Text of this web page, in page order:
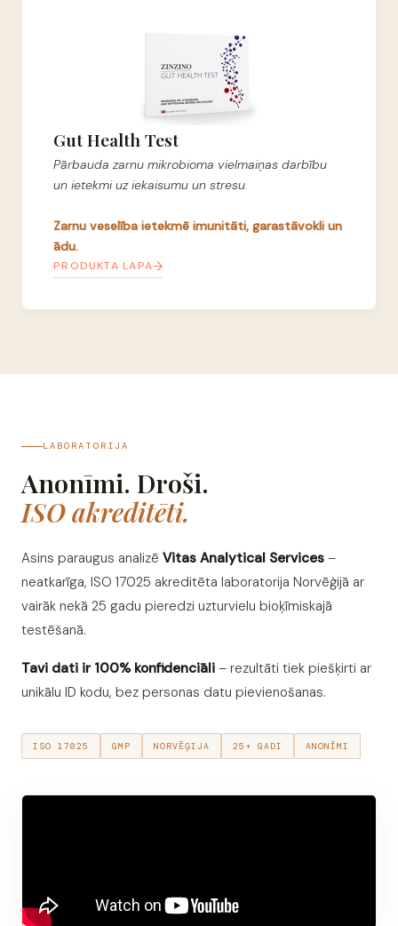
Gut Health Test
Pārbauda zarnu mikrobioma vielmaiņas darbību
un ietekmi uz iekaisumu un stresu.
Zarnu veselība ietekmē imunitāti, garastāvokli un
ādu.
PRODUKTA LAPA
LABORATORIJA
Anonīmi. Droši.
ISO akreditēti.
Asins paraugus analizē Vitas Analytical Services –
neatkarīga, ISO 17025 akreditēta laboratorija Norvēģijā ar
vairāk nekā 25 gadu pieredzi uzturvielu bioķīmiskajā
testēšanā.
Tavi dati ir 100% konfidenciāli – rezultāti tiek piešķirti ar
unikālu ID kodu, bez personas datu pievienošanas.
ISO 17025 GMP NORVĒĢIJA 25+ GADI ANONĪMI